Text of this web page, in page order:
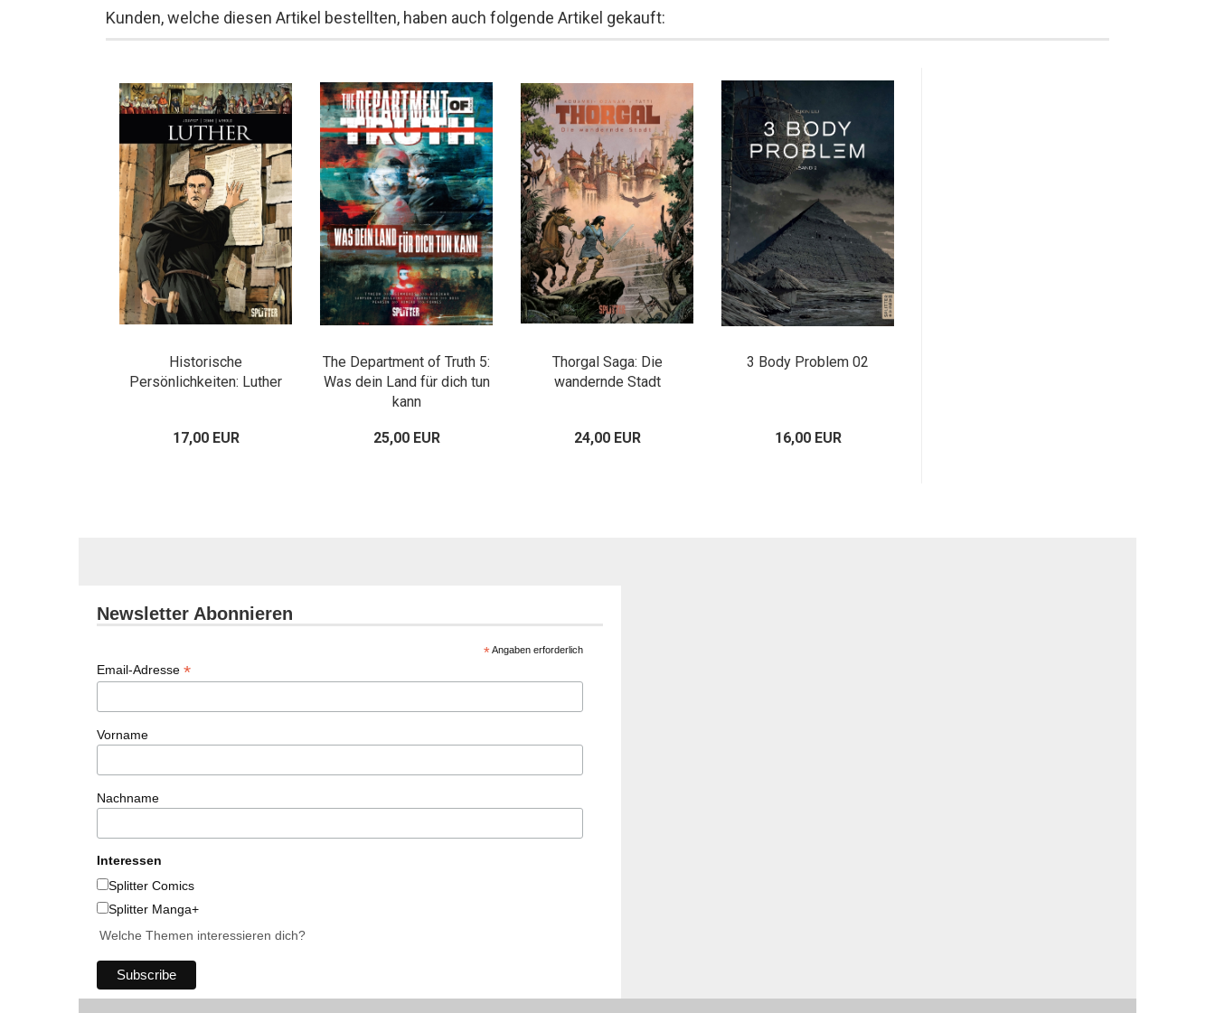
Kunden, welche diesen Artikel bestellten, haben auch folgende Artikel gekauft:
Historische
Persönlichkeiten: Luther
17,00 EUR
The Department of Truth 5:
Was dein Land für dich tun
kann
25,00 EUR
Thorgal Saga: Die
wandernde Stadt
24,00 EUR
3 Body Problem 02
16,00 EUR
Newsletter Abonnieren
*Angaben erforderlich
Email-Adresse *
Vorname
Nachname
Interessen
Splitter Comics
Splitter Manga+
Welche Themen interessieren dich?